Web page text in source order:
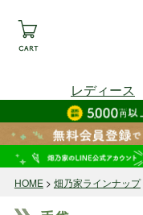
レディース
HOME 畑乃家ラインナップ